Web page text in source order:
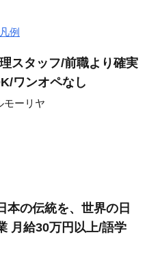
凡例
スタッフ/前職より確実
ワンオペなし
モーリヤ
本の伝統を、世界の日
月給30万円以上/語学